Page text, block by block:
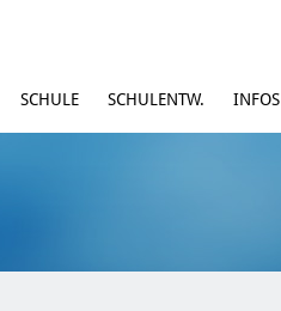
SCHULE SCHULENTW. INFOS